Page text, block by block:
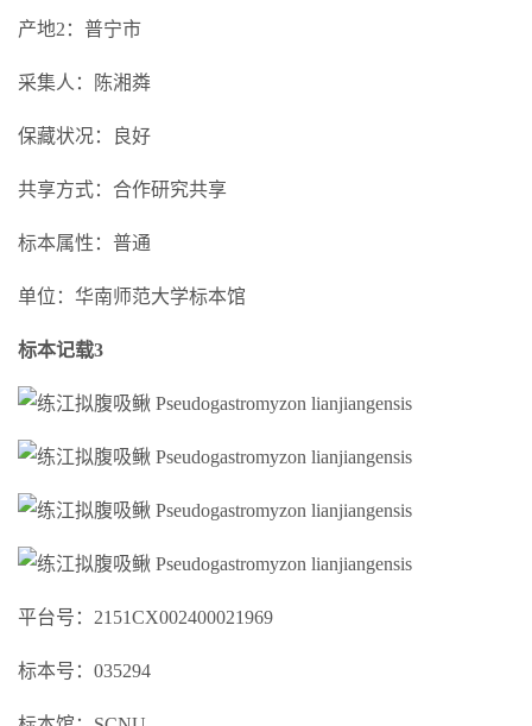
产地2：普宁市
采集人：陈湘粦
保藏状况：良好
共享方式：合作研究共享
标本属性：普通
单位：华南师范大学标本馆
标本记载3
平台号：2151CX002400021969
标本号：035294